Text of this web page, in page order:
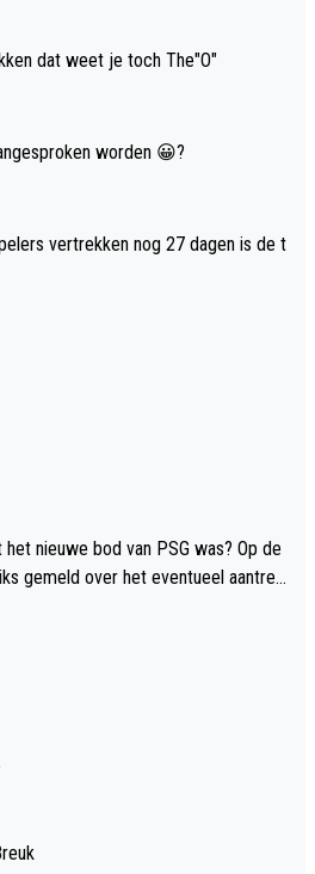
dat weet je toch The"O"
worden 😀?
vertrekken nog 27 dagen is de t
nieuwe bod van PSG was? Op de
gemeld over het eventueel aantrek